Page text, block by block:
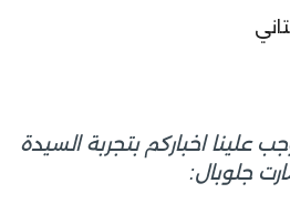
اخباركم بتجربة السيدة
جلوبال: